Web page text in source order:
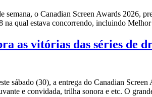
semana, o Canadian Screen Awards 2026,
na qual estava concorrendo, incluindo
as vitórias das séries de
sábado (30), a entrega do Canadian
e convidada, trilha sonora e etc. O